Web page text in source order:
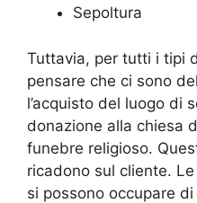
Sepoltura
Tuttavia, per tutti i tipi
pensare che ci sono
l’acquisto del luogo di
donazione alla chiesa
funebre religioso.
ricadono sul cliente. Le
si possono occupare